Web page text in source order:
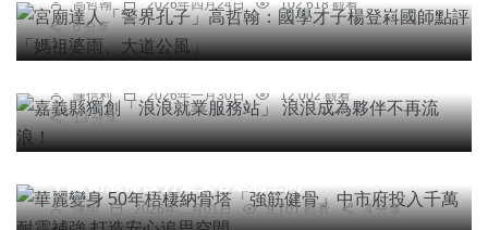
高哲翰 2026年四月24日
102,618 觀看
6 分享
綜合新聞
嘉義縣獨創「浪浪就業服務站」 浪浪成為夥伴不再
陳信利 2026年一月30日
12,002 觀看
13 分享
社會 宗教 健康 科技新知
華麗變身 50年梧棲納骨塔「強筋健骨」中市府投入
陳明 2026年二月01日 9,701 觀看 4 分享
2026太平枇杷節登場 「黃金果」上市邀民眾春遊